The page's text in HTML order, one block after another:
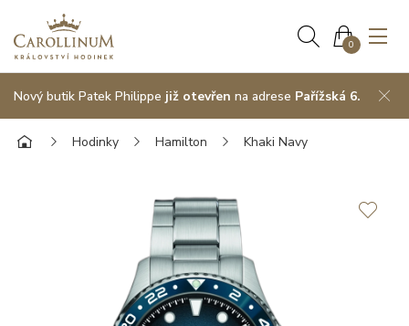
0
Nový butik Patek Philippe již otevřen na adrese Pařížská 6.
Hodinky Hamilton Khaki Navy